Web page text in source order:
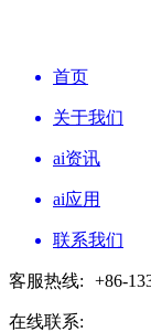
首页
关于我们
ai资讯
ai应用
联系我们
客服热线: +86-
在线联系: